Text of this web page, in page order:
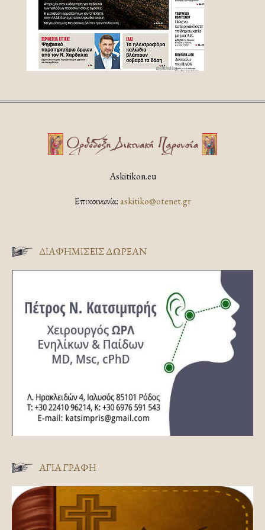
Askitikon.eu
Επικοινωνία:askitiko@otenet.gr
ΔΙΑΦΗΜΊΣΕΙΣ ΔΩΡΕΆΝ
ΑΓΊΑ ΓΡΑΦΉ